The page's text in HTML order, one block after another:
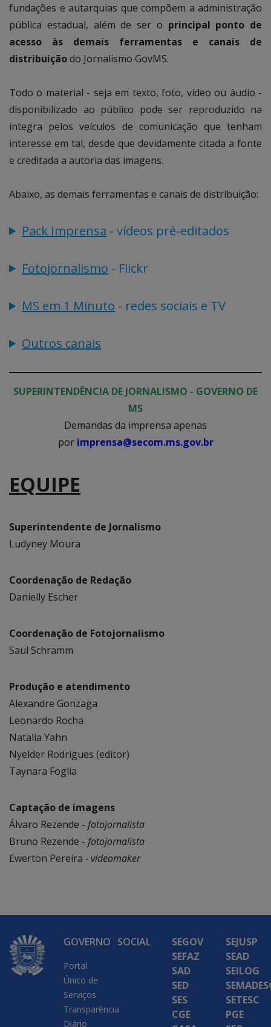
fundações e autarquias que compõem a administração
pública estadual, além de ser o principal ponto de
acesso às demais ferramentas e canais de
distribuiçãodo Jornalismo GovMS.
Todo o material - seja em texto, foto, vídeo ou áudio -
disponibilizado ao público pode ser reproduzido na
íntegra pelos veículos de comunicação que tenham
interesse em tal, desde que devidamente citada a fonte
e creditada a autoria das imagens.
Abaixo, as demais ferramentas e canais de distribuição:
Pack Imprensa - vídeos pré-editados
Fotojornalismo - Flickr
MS em 1 Minuto - redes sociais e TV
Outros canais
SUPERINTENDÊNCIA DE JORNALISMO - GOVERNO DE
MS
Demandas da imprensa apenas
por imprensa@secom.ms.gov.br
EQUIPE
Superintendente de Jornalismo
Ludyney Moura
Coordenação de Redação
Danielly Escher
Coordenação de Fotojornalismo
Saul Schramm
Produção e atendimento
Alexandre Gonzaga
Leonardo Rocha
Natalia Yahn
Nyelder Rodrigues (editor)
Taynara Foglia
Captação de imagens
Álvaro Rezende - fotojornalista
Bruno Rezende - fotojornalista
Ewerton Pereira - videomaker
GOVERNO
Portal
Único de
Serviços
Transparência
Diário
SOCIAL
SEGOV
SEFAZ
SAD
SED
SES
CGE
SEJUSP
SEAD
SEILOG
SETESC
PGE